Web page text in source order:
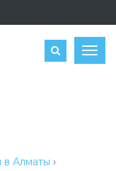
ОЦЕНИТЬ
Алматы ›